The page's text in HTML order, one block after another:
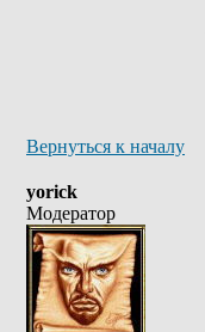
Вернуться к началу
yorick
Модератор